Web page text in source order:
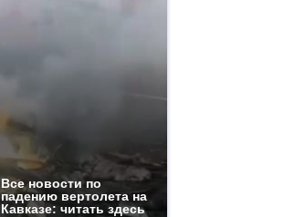
Все новости по
падению вертолета на
Кавказе: читать здесь